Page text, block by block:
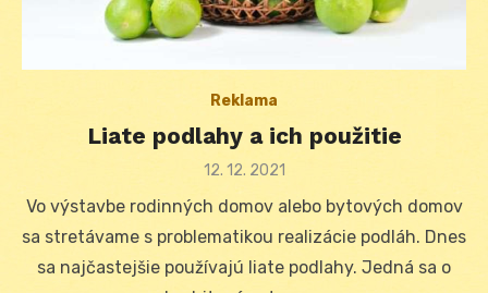
Reklama
Liate podlahy a ich použitie
Posted
12. 12. 2021
Vo výstavbe rodinných domov alebo bytových domov
sa stretávame s problematikou realizácie podláh. Dnes
sa najčastejšie používajú liate podlahy. Jedná sa o